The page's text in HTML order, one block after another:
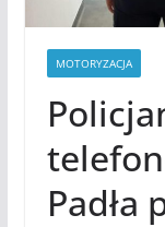
MOTORYZACJA
Padła